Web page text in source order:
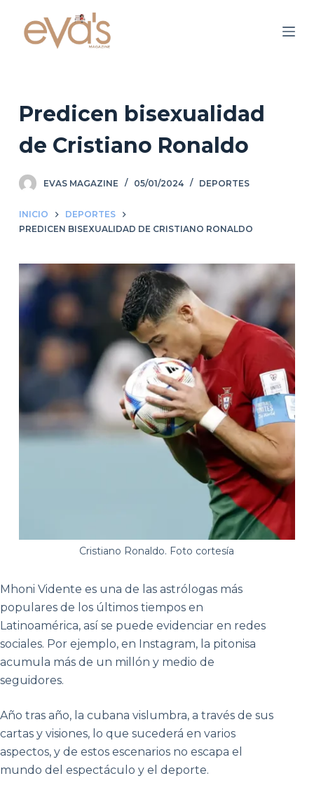
o
e
d
o
Predicen bisexualidad
de Cristiano Ronaldo
EVAS MAGAZINE 05/01/2024 DEPORTES
INICIO
DEPORTES
PREDICEN BISEXUALIDAD DE CRISTIANO RONALDO
Cristiano Ronaldo. Foto cortesía
Mhoni Vidente es una de las astrólogas más
populares de los últimos tiempos en
Latinoamérica, así se puede evidenciar en redes
sociales. Por ejemplo, en Instagram, la pitonisa
acumula más de un millón y medio de
seguidores.
Año tras año, la cubana vislumbra, a través de sus
cartas y visiones, lo que sucederá en varios
aspectos, y de estos escenarios no escapa el
mundo del espectáculo y el deporte.